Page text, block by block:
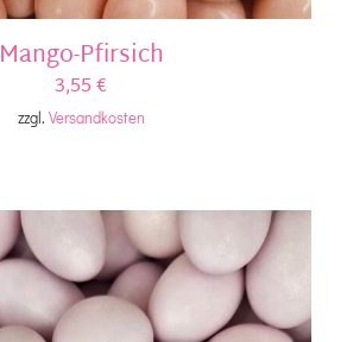
Mango-Pfirsich
3,55€
zzgl. Versandkosten